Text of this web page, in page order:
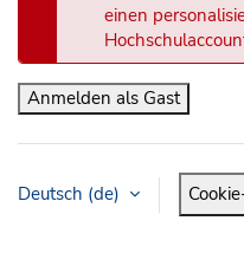
einen
Anmelden als Gast
Deutsch ‎(de)‎